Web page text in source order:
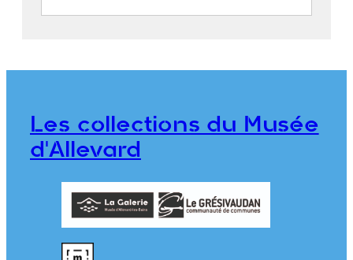
Parc thermal d’Allevard
Les collections du Musée
d'Allevard